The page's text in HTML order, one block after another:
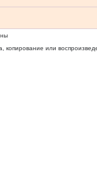
копирование или